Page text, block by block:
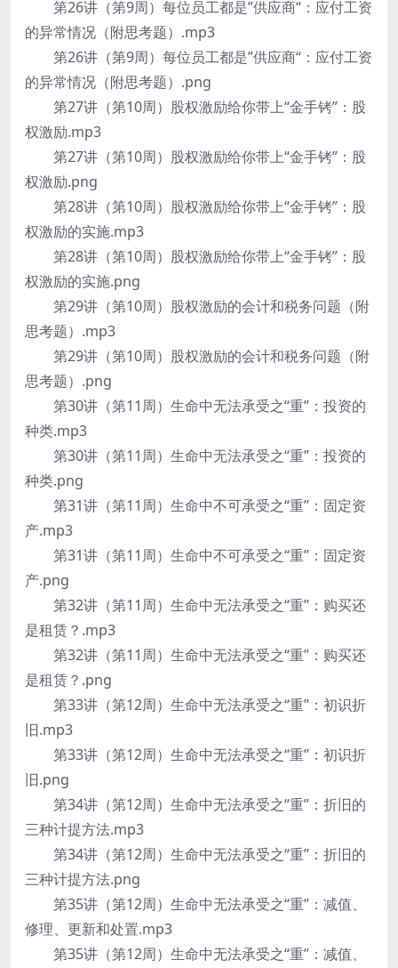
第26讲（第9周）每位员工都是”供应商“：应付工资
的异常情况（附思考题）.mp3
第26讲（第9周）每位员工都是”供应商“：应付工资
的异常情况（附思考题）.png
第27讲（第10周）股权激励给你带上“金手铐”：股
权激励.mp3
第27讲（第10周）股权激励给你带上“金手铐”：股
权激励.png
第28讲（第10周）股权激励给你带上“金手铐”：股
权激励的实施.mp3
第28讲（第10周）股权激励给你带上“金手铐”：股
权激励的实施.png
第29讲（第10周）股权激励的会计和税务问题（附
思考题）.mp3
第29讲（第10周）股权激励的会计和税务问题（附
思考题）.png
第30讲（第11周）生命中无法承受之“重”：投资的
种类.mp3
第30讲（第11周）生命中无法承受之“重”：投资的
种类.png
第31讲（第11周）生命中不可承受之“重”：固定资
产.mp3
第31讲（第11周）生命中不可承受之“重”：固定资
产.png
第32讲（第11周）生命中无法承受之“重”：购买还
是租赁？.mp3
第32讲（第11周）生命中无法承受之“重”：购买还
是租赁？.png
第33讲（第12周）生命中无法承受之“重”：初识折
旧.mp3
第33讲（第12周）生命中无法承受之“重”：初识折
旧.png
第34讲（第12周）生命中无法承受之“重”：折旧的
三种计提方法.mp3
第34讲（第12周）生命中无法承受之“重”：折旧的
三种计提方法.png
第35讲（第12周）生命中无法承受之“重”：减值、
修理、更新和处置.mp3
第35讲（第12周）生命中无法承受之“重”：减值、